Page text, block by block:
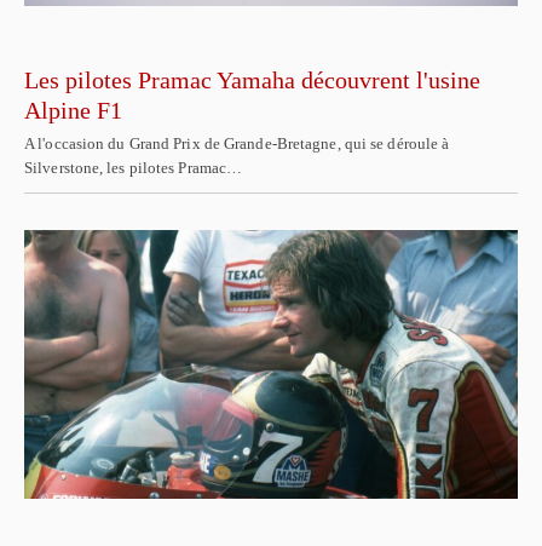
Les pilotes Pramac Yamaha découvrent l'usine
Alpine F1
A l'occasion du Grand Prix de Grande-Bretagne, qui se déroule à
Silverstone, les pilotes Pramac…